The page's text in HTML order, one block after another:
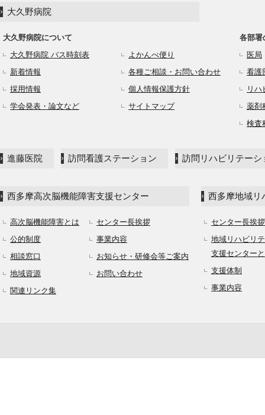
大久野病院
大久野病院について
大久野病院 バス時刻表
よかんべ便り
新着情報
各種ご相談・お問い合わせ
採用情報
個人情報保護方針
学会発表・論文など
サイトマップ
各部署
医局
看護
リ
薬剤
検査
進藤医院 訪問看護ステーション 訪問リハビリテーシ
西多摩高次脳機能障害支援センター
高次脳機能障害とは
公的制度
相談窓口
地域資源
関連リンク集
センター長挨拶
事業内容
お知らせ・研修会等ご案内
お問い合わせ
西多摩地域リ
センター長挨拶
地域リハビリ
支援センター
支援体制
事業内容